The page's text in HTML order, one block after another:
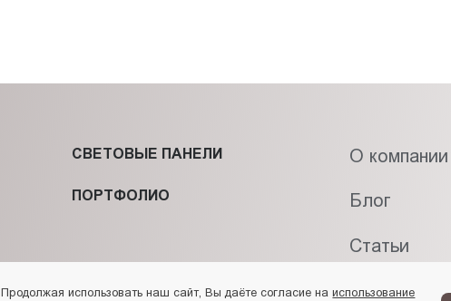
СВЕТОВЫЕ ПАНЕЛИ
ПОРТФОЛИО
О компании
Блог
Статьи
Контакты
Продолжая использовать наш сайт, Вы даёте согласие наиспользование